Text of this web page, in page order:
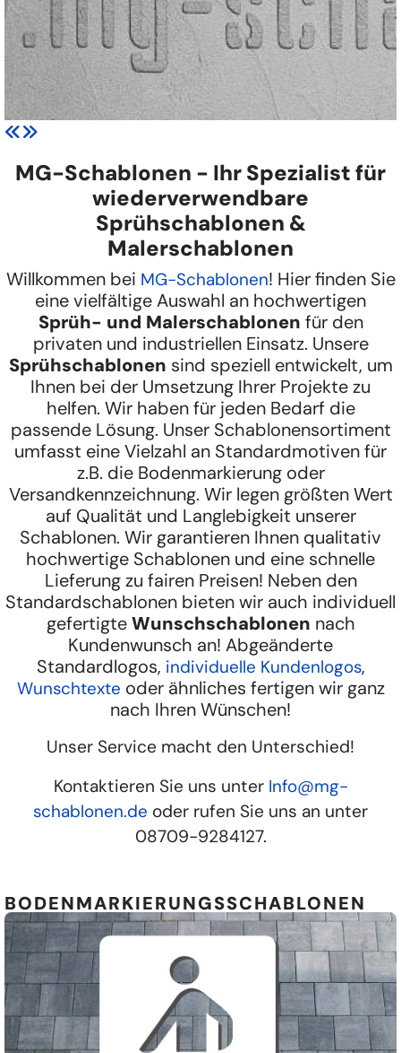
MG-Schablonen - Ihr Spezialist für
wiederverwendbare
Sprühschablonen &
Malerschablonen
Willkommen bei MG-Schablonen! Hier finden Sie
eine vielfältige Auswahl an hochwertigen
Sprüh- und Malerschablonen für den
privaten und industriellen Einsatz. Unsere
Sprühschablonen sind speziell entwickelt, um
Ihnen bei der Umsetzung Ihrer Projekte zu
helfen. Wir haben für jeden Bedarf die
passende Lösung. Unser Schablonensortiment
umfasst eine Vielzahl an Standardmotiven für
z.B. die Bodenmarkierung oder
Versandkennzeichnung. Wir legen größten Wert
auf Qualität und Langlebigkeit unserer
Schablonen. Wir garantieren Ihnen qualitativ
hochwertige Schablonen und eine schnelle
Lieferung zu fairen Preisen! Neben den
Standardschablonen bieten wir auch individuell
gefertigteWunschschablonen nach
Kundenwunsch an! Abgeänderte
Standardlogos, individuelle Kundenlogos,
Wunschtexte oder ähnliches fertigen wir ganz
nach Ihren Wünschen!
Unser Service macht den Unterschied!
Kontaktieren Sie uns unter Info@mg-
schablonen.de oder rufen Sie uns an unter
08709-9284127.
BODENMARKIERUNGSSCHABLONEN